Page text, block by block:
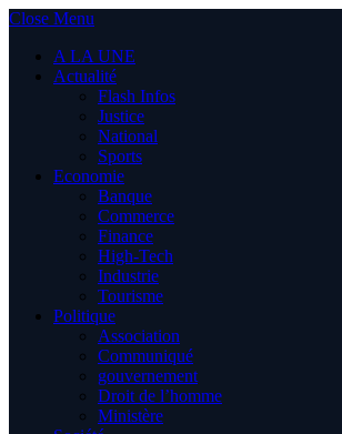
Close Menu
A LA UNE
Actualité
Flash Infos
Justice
National
Sports
Economie
Banque
Commerce
Finance
High-Tech
Industrie
Tourisme
Politique
Association
Communiqué
gouvernement
Droit de l’homme
Ministère